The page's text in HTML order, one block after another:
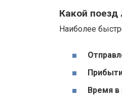
Какой
Наиболее
Время в